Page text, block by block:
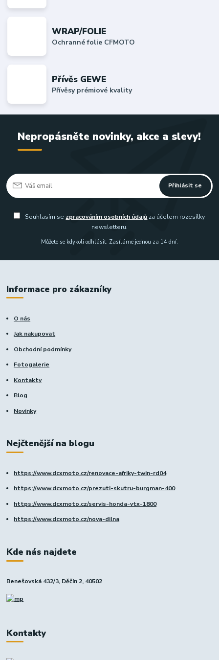
WRAP/FOLIE
Ochranné folie CFMOTO
Přívěs GEWE
Přívěsy prémiové kvality
Nepropásněte novinky, akce a slevy!
Přihlásit se
Souhlasím se zpracováním osobních údajů za účelem rozesílky
newsletteru.
Můžete se kdykoli odhlásit. Zasíláme jednou za 14 dní.
Informace pro zákazníky
O nás
Jak nakupovat
Obchodní podmínky
Fotogalerie
Kontakty
Blog
Novinky
Nejčtenější na blogu
https://www.dcxmoto.cz/renovace-afriky-twin-rd04
https://www.dcxmoto.cz/prezuti-skutru-burgman-400
https://www.dcxmoto.cz/servis-honda-vtx-1800
https://www.dcxmoto.cz/nova-dilna
Kde nás najdete
Benešovská 432/3, Děčín 2, 40502
Kontakty